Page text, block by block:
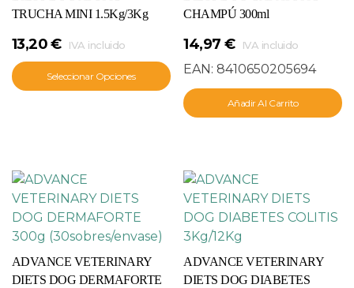
TRUCHA MINI 1.5Kg/3Kg
13,20€ IVA incluido
Seleccionar Opciones
CHAMPÚ 300ml
14,97 € IVA incluido
EAN:8410650205694
Añadir Al Carrito
ADVANCE VETERINARY
DIETS DOG DERMAFORTE
ADVANCE VETERINARY
DIETS DOG DIABETES